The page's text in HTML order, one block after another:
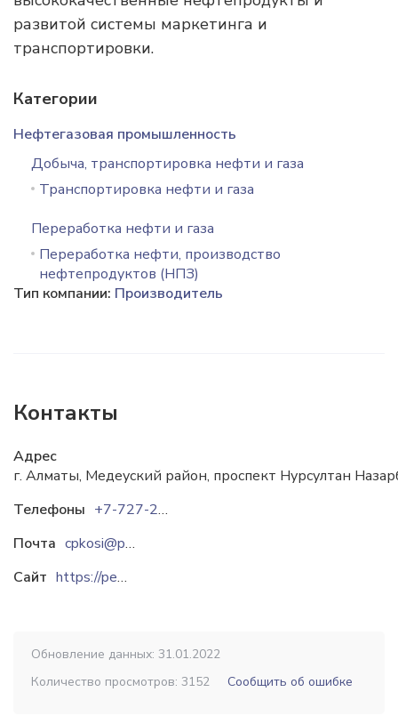
развитой системы маркетинга и
транспортировки.
Категории
Нефтегазовая промышленность
Добыча, транспортировка нефти и газа
Транспортировка нефти и газа
Переработка нефти и газа
Переработка нефти, производство
нефтепродуктов (НПЗ)
Тип компании: Производитель
Контакты
Адрес
г. Алматы, Медеуский район, проспект Нурсултан
Телефоны
+7-727-2581848
Почта
cpkosi@petrokazakhstan.com
Сайт
https://petrokazakhstan.kz
Обновление данных: 31.01.2022
Количество просмотров: 3152
Сообщить об ошибке